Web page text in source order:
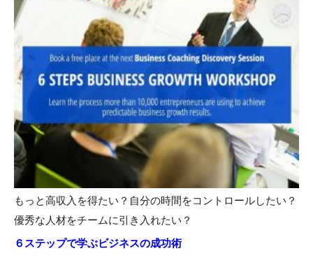
もっと高収入を得たい？自分の時間をコントロールしたい？
優秀な人材をチームに引き入れたい？
６ステップで学ぶビジネスの成功術